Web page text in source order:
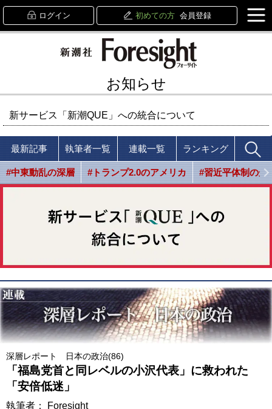
ログイン 初めての方 会員登録
お知らせ
新サービス「新潮QUE」への統合について
最新記事 執筆者一覧 連載一覧 ランキング
#中東動乱の深層 #トランプ2.0のアメリカ #習近平体制の光
深層レポート 日本の政治(86)
「福島党首と同レベルの小沢代表」に救われた
「安倍低迷」
執筆者：
Foresight